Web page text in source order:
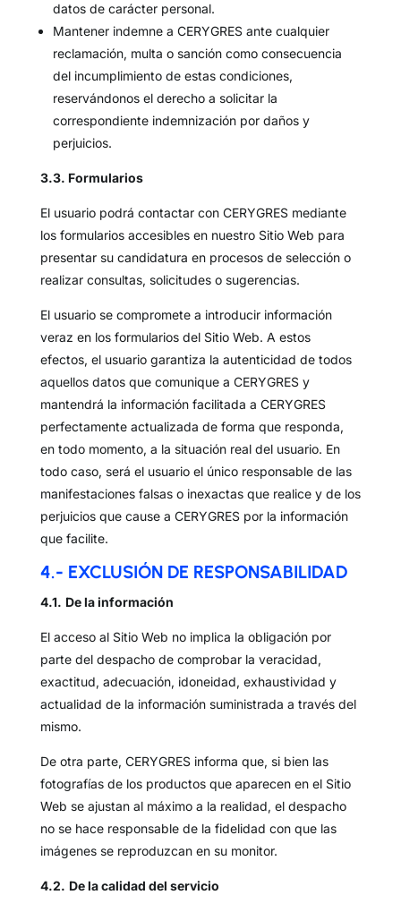
datos de carácter personal.
Mantener indemne a CERYGRES ante cualquier
reclamación, multa o sanción como consecuencia
del incumplimiento de estas condiciones,
reservándonos el derecho a solicitar la
correspondiente indemnización por daños y
perjuicios.
3.3. Formularios
El usuario podrá contactar con CERYGRES mediante
los formularios accesibles en nuestro Sitio Web para
presentar su candidatura en procesos de selección o
realizar consultas, solicitudes o sugerencias.
El usuario se compromete a introducir información
veraz en los formularios del Sitio Web. A estos
efectos, el usuario garantiza la autenticidad de todos
aquellos datos que comunique a CERYGRES y
mantendrá la información facilitada a CERYGRES
perfectamente actualizada de forma que responda,
en todo momento, a la situación real del usuario. En
todo caso, será el usuario el único responsable de las
manifestaciones falsas o inexactas que realice y de los
perjuicios que cause a CERYGRES por la información
que facilite.
4.- EXCLUSIÓN DE RESPONSABILIDAD
4.1. De la información
El acceso al Sitio Web no implica la obligación por
parte del despacho de comprobar la veracidad,
exactitud, adecuación, idoneidad, exhaustividad y
actualidad de la información suministrada a través del
mismo.
De otra parte, CERYGRES informa que, si bien las
fotografías de los productos que aparecen en el Sitio
Web se ajustan al máximo a la realidad, el despacho
no se hace responsable de la fidelidad con que las
imágenes se reproduzcan en su monitor.
4.2. De la calidad del servicio